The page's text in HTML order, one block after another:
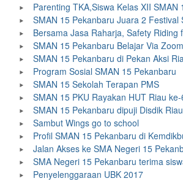
Parenting TKA,Siswa Kelas XII SMAN
SMAN 15 Pekanbaru Juara 2 Festival
Bersama Jasa Raharja, Safety Riding
SMAN 15 Pekanbaru Belajar Via Zoom
SMAN 15 Pekanbaru di Pekan Aksi
Program Sosial SMAN 15 Pekanbaru
SMAN 15 Sekolah Terapan PMS
SMAN 15 PKU Rayakan HUT Riau ke-
SMAN 15 Pekanbaru dipuji Disdik Riau
Sambut Wings go to school
Profil SMAN 15 Pekanbaru di
Jalan Akses ke SMA Negeri 15
SMA Negeri 15 Pekanbaru terima
Penyelenggaraan UBK 2017